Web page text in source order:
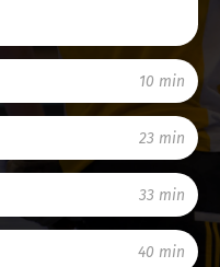
10 min
23 min
33 min
40 min